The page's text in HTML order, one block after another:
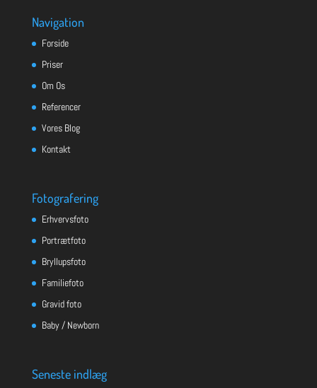
Navigation
Forside
Priser
Om Os
Referencer
Vores Blog
Kontakt
Fotografering
Erhvervsfoto
Portrætfoto
Bryllupsfoto
Familiefoto
Gravid foto
Baby / Newborn
Seneste indlæg